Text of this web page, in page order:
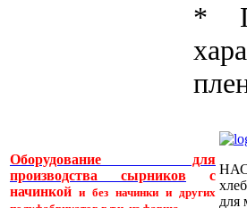
*
Оборудование для
производства сырников с
начинкой и без начинки и других
для